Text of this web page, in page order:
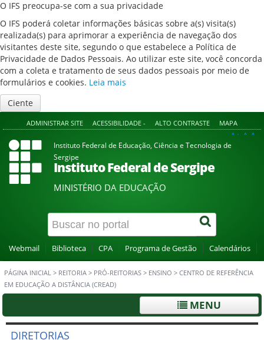
O IFS preocupa-se com a sua privacidade
O IFS poderá coletar informações básicas sobre a(s) visita(s)
realizada(s) para aprimorar a experiência de navegação dos
visitantes deste site, segundo o que estabelece a Política de
Privacidade de Dados Pessoais. Ao utilizar este site, você concorda
com a coleta e tratamento de seus dados pessoais por meio de
formulários e cookies. Leia mais
Ciente
ADMINISTRAR SITE ACESSIBILIDADE - ALTO CONTRASTE MAPA
A+ A A-
Instituto Federal de Educação, Ciência e Tecnologia de
Sergipe
Instituto Federal de Sergipe
MINISTÉRIO DA EDUCAÇÃO
Webmail Biblioteca CPA Programa de Gestão Calendários
PÁGINA INICIAL > REITORIA > PRÓ-REITORIAS > ENSINO > CENTRO DE REFERÊNCIA
EM EDUCAÇÃO A DISTÂNCIA (CREAD)
MENU
DIRETORIAS